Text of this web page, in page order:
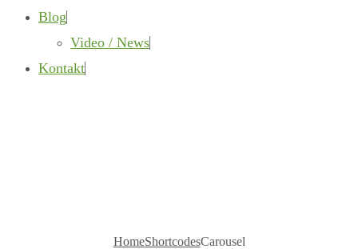
Blog
Video / News
Kontakt
HomeShortcodesCarousel